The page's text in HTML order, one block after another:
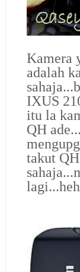
Kamera
adalah
IXUS
itu la
QH
takut